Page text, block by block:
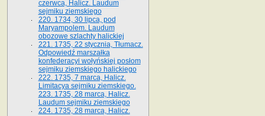
czerwca, Halicz. Laudum
sejmiku ziemskiego
220. 1734, 30 lipca, pod
Maryampolem. Laudum
obozowe szlachty halickiej
221. 1735, 22 stycznia, Tłumacz.
Odpowiedź marszałka
konfederacyi wołyńskiej posłom
sejmiku ziemskiego halickiego
222. 1735, 7 marca, Halicz.
Limitacya sejmiku ziemskiego.
223. 1735, 28 marca, Halicz.
Laudum sejmiku ziemskiego
224. 1735, 28 marca, Halicz.